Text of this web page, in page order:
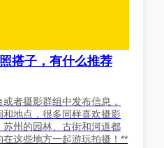
搭子，有什么推荐
者摄影群组中发布信息，
地点，很多同样喜欢摄影
州的园林、古街和河道都
这些地方一起游玩拍摄！**